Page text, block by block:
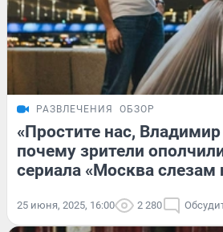
РАЗВЛЕЧЕНИЯ ОБЗОР
«Простите нас,
почему зрители
сериала «Москва слезам
25 июня, 2025, 16:00 2 280